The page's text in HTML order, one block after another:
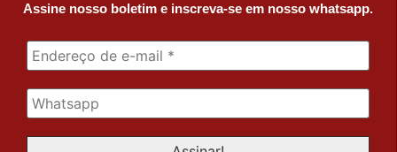
Assine nosso boletim e inscreva-se em nosso whatsapp.